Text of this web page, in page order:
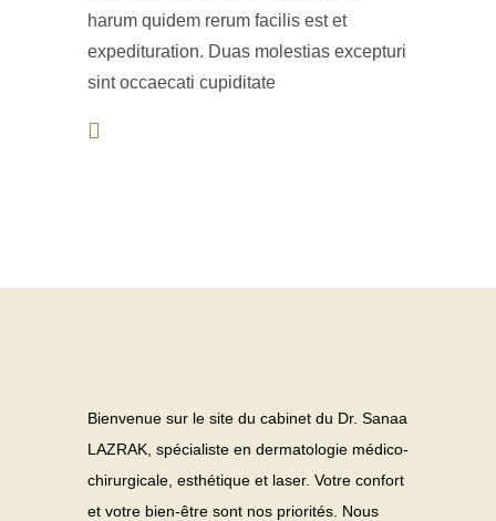
harum quidem rerum facilis est et
expedituration. Duas molestias excepturi
sint occaecati cupiditate
Bienvenue sur le site du cabinet du Dr. Sanaa
LAZRAK, spécialiste en dermatologie médico-
chirurgicale, esthétique et laser. Votre confort
et votre bien-être sont nos priorités. Nous